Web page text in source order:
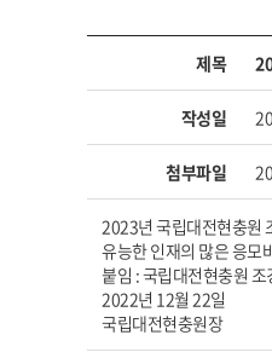
제목
작성일
첨부파일
2023년 국립대전현충원
유능한 인재의 많은 응모
붙임 : 국립대전현충원
2022년 12월 22일
국립대전현충원장